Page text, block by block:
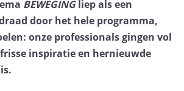
BEWEGINGliep als een
door het hele programma,
onze professionals gingen vol
inspiratie en hernieuwde